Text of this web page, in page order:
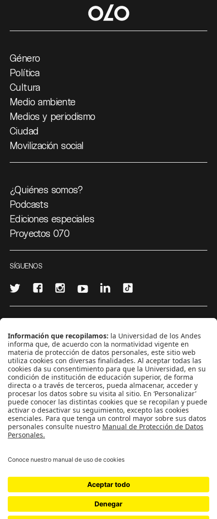
Género
Política
Cultura
Medio ambiente
Medios y periodismo
Ciudad
Movilización social
¿Quiénes somos?
Podcasts
Ediciones especiales
Proyectos 070
SÍGUENOS
CONTÁCTANOS
cerosetenta@uniandes.edu.co
BOGOTÁ, COLOMBIA
NEWSLETTER